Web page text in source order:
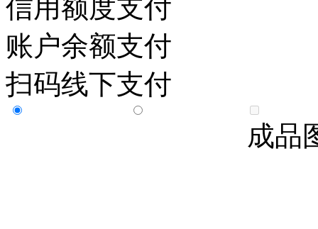
信用额度支付
账户余额支付
扫码线下支付
成品